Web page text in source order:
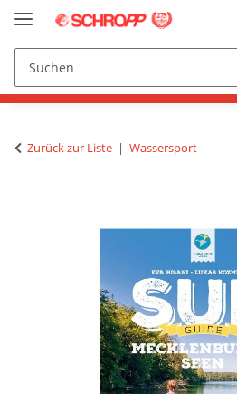
Zurück zur Liste Wassersport